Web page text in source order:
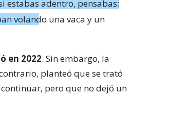
estabas adentro, pensabas:
volando una vaca y un
en 2022. Sin embargo, la
planteó que se trató
pero que no dejó un